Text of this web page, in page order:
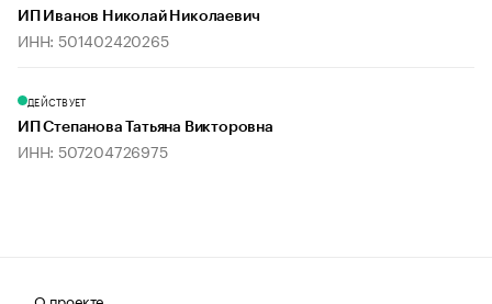
ИП Иванов Николай Николаевич
ИНН: 501402420265
ДЕЙСТВУЕТ
ИП Степанова Татьяна Викторовна
ИНН: 507204726975